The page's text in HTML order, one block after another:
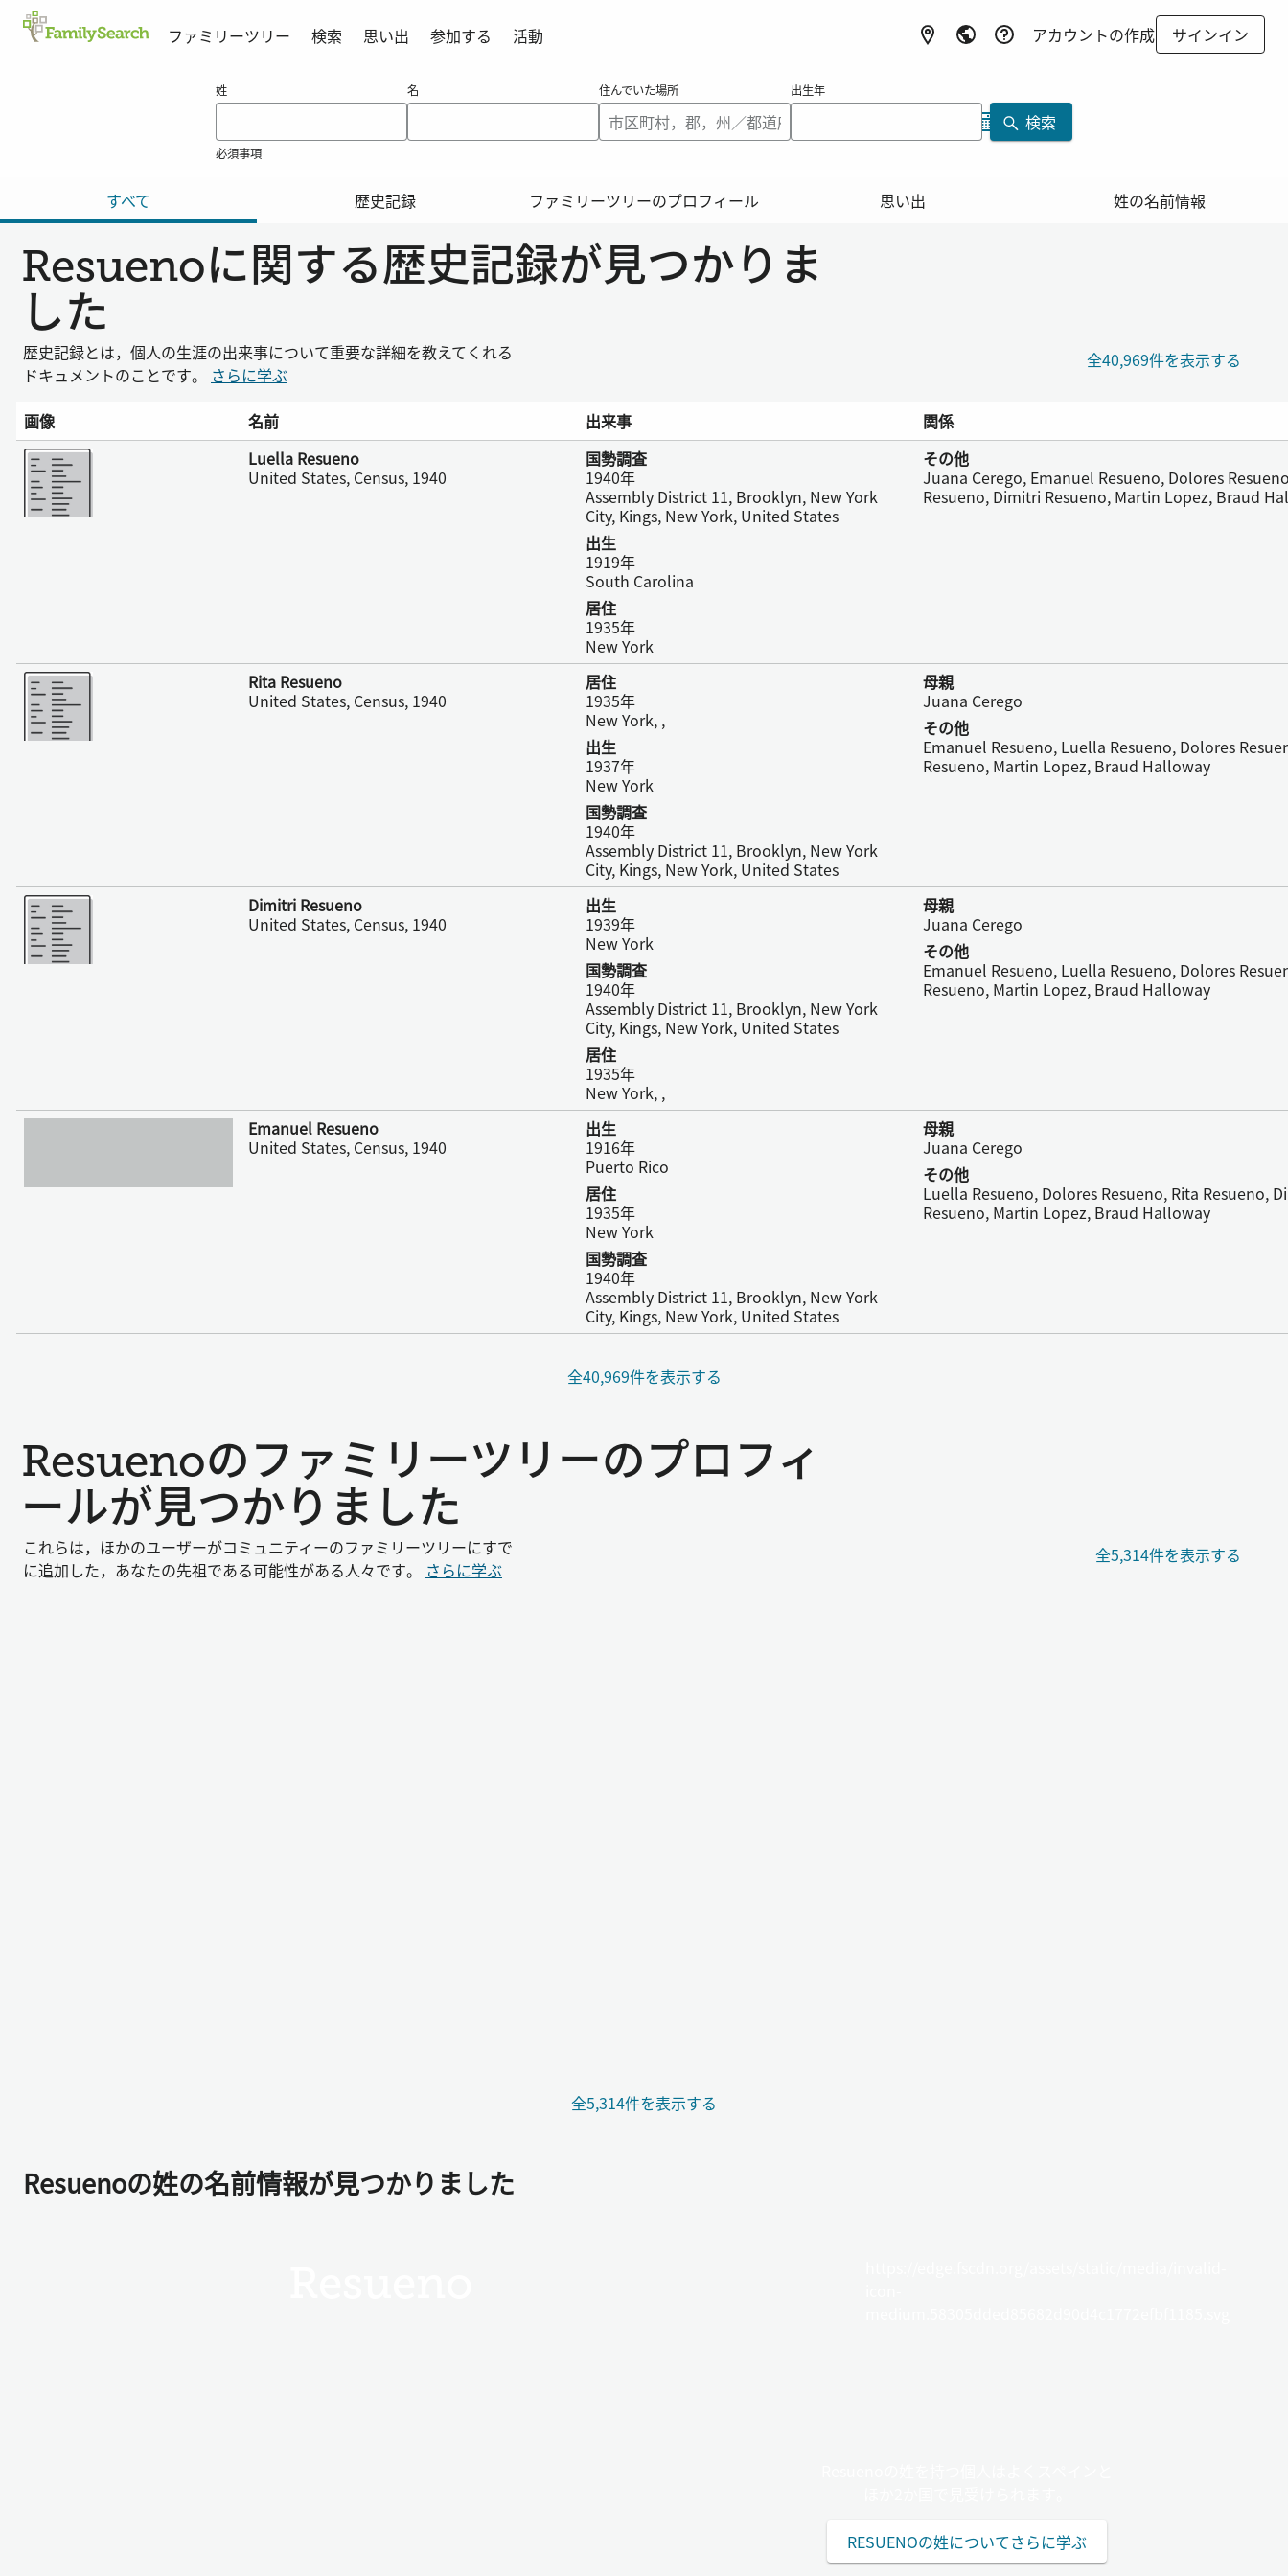
ファミリーツリー 検索 思い出 参加する 活動 アカウントの作成
サインイン
姓
必須事項
名 住んでいた場所 出生年
検索
すべて 歴史記録 ファミリーツリーのプロフィール 思い出 姓の名前情報
Resuenoに関する歴史記録が見つかりま
した
歴史記録とは，個人の生涯の出来事について重要な詳細を教えてくれる
ドキュメントのことです。 さらに学ぶ
全40,969件を表示する
画像 名前 出来事
関係
さらに表示
Luella Resueno
United States, Census, 1940
国勢調査
1940年
Assembly District 11, Brooklyn, New York
City, Kings, New York, United States
出生
1919年
South Carolina
居住
1935年
New York
その他
Juana Cerego, Emanuel Resueno, Dolores
Resueno, Dimitri Resueno, Martin Lopez, Braud
さらに表示
Rita Resueno
United States, Census, 1940
居住
1935年
New York, ,
出生
1937年
New York
国勢調査
1940年
Assembly District 11, Brooklyn, New York
City, Kings, New York, United States
母親
Juana Cerego
その他
Emanuel Resueno, Luella Resueno, Dolores
Resueno, Martin Lopez, Braud Halloway
さらに表示
Dimitri Resueno
United States, Census, 1940
出生
1939年
New York
国勢調査
1940年
Assembly District 11, Brooklyn, New York
City, Kings, New York, United States
居住
1935年
New York, ,
母親
Juana Cerego
その他
Emanuel Resueno, Luella Resueno, Dolores
Resueno, Martin Lopez, Braud Halloway
さらに表示
Emanuel Resueno
United States, Census, 1940
出生
1916年
Puerto Rico
居住
1935年
New York
国勢調査
1940年
Assembly District 11, Brooklyn, New York
City, Kings, New York, United States
母親
Juana Cerego
その他
Luella Resueno, Dolores Resueno, Rita Resueno,
Resueno, Martin Lopez, Braud Halloway
全40,969件を表示する
Resuenoのファミリーツリーのプロフィ
ールが見つかりました
これらは，ほかのユーザーがコミュニティーのファミリーツリーにすで
に追加した，あなたの先祖である可能性がある人々です。 さらに学ぶ
全5,314件を表示する
全5,314件を表示する
Resuenoの姓の名前情報が見つかりました
RESUENOの姓についてさらに学ぶ